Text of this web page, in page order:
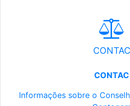
CONTAC
CONTAC
Informações sobre o